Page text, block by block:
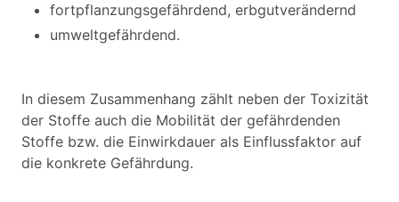
fortpflanzungsgefährdend, erbgutverändernd
umweltgefährdend.
In diesem Zusammenhang zählt neben der Toxizität
der Stoffe auch die Mobilität der gefährdenden
Stoffe bzw. die Einwirkdauer als Einflussfaktor auf
die konkrete Gefährdung.